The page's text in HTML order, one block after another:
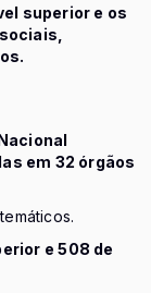
superior e os
em 32 órgãos
e 508 de